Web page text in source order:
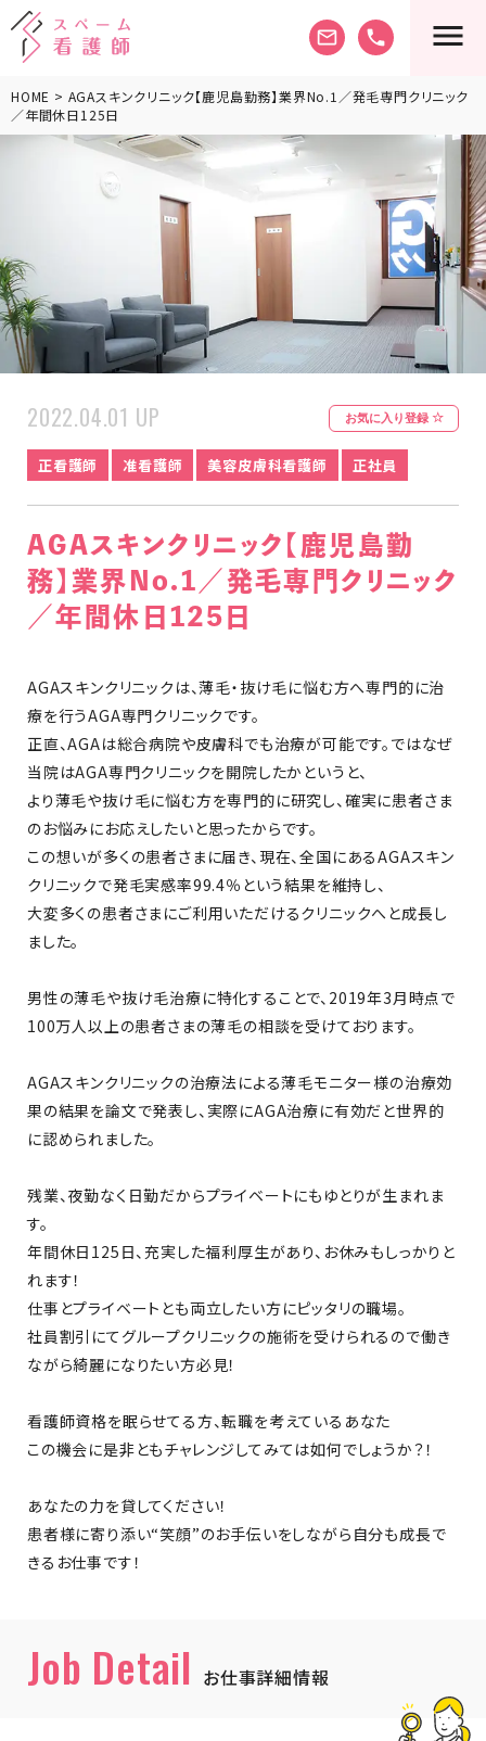
mail_outline phone
HOME > AGAスキンクリニック【鹿児島勤務】業界No.1／発毛専門クリニック
／年間休日125日
お気に入り登録
2022.04.01 UP
正看護師 准看護師 美容皮膚科看護師 正社員
AGAスキンクリニック【鹿児島勤
務】業界No.1／発毛専門クリニック
／年間休日125日
AGAスキンクリニックは、薄毛・抜け毛に悩む方へ専門的に治
療を行うAGA専門クリニックです。
正直、AGAは総合病院や皮膚科でも治療が可能です。ではなぜ
当院はAGA専門クリニックを開院したかというと、
より薄毛や抜け毛に悩む方を専門的に研究し、確実に患者さま
のお悩みにお応えしたいと思ったからです。
この想いが多くの患者さまに届き、現在、全国にあるAGAスキン
クリニックで発毛実感率99.4％という結果を維持し、
大変多くの患者さまにご利用いただけるクリニックへと成長し
ました。
男性の薄毛や抜け毛治療に特化することで、2019年3月時点で
100万人以上の患者さまの薄毛の相談を受けております。
AGAスキンクリニックの治療法による薄毛モニター様の治療効
果の結果を論文で発表し、実際にAGA治療に有効だと世界的
に認められました。
残業、夜勤なく日勤だからプライベートにもゆとりが生まれま
す。
年間休日125日、充実した福利厚生があり、お休みもしっかりと
れます！
仕事とプライベートとも両立したい方にピッタリの職場。
社員割引にてグループクリニックの施術を受けられるので働き
ながら綺麗になりたい方必見！
看護師資格を眠らせてる方、転職を考えているあなた
この機会に是非ともチャレンジしてみては如何でしょうか？！
あなたの力を貸してください！
患者様に寄り添い“笑顔”のお手伝いをしながら自分も成長で
きるお仕事です！
Job Detail お仕事詳細情報